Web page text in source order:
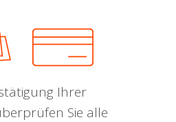
Ihrer
Sie alle